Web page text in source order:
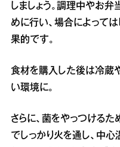
しましょう。調理中やお
めに行い、場合によって
果的です。
食材を購入した後は冷蔵
い環境に。
さらに、菌をやっつける
でしっかり火を通し、中